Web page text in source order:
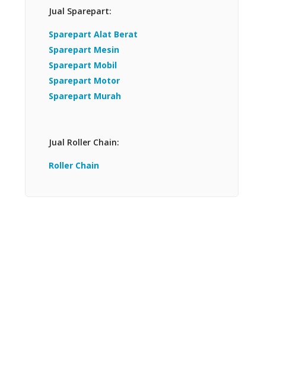
Jual Sparepart:
Sparepart Alat Berat
Sparepart Mesin
Sparepart Mobil
Sparepart Motor
Sparepart Murah
Jual Roller Chain:
Roller Chain